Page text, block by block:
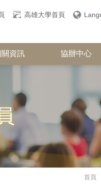
高雄大學首頁
關資訊 協辦中心
首頁